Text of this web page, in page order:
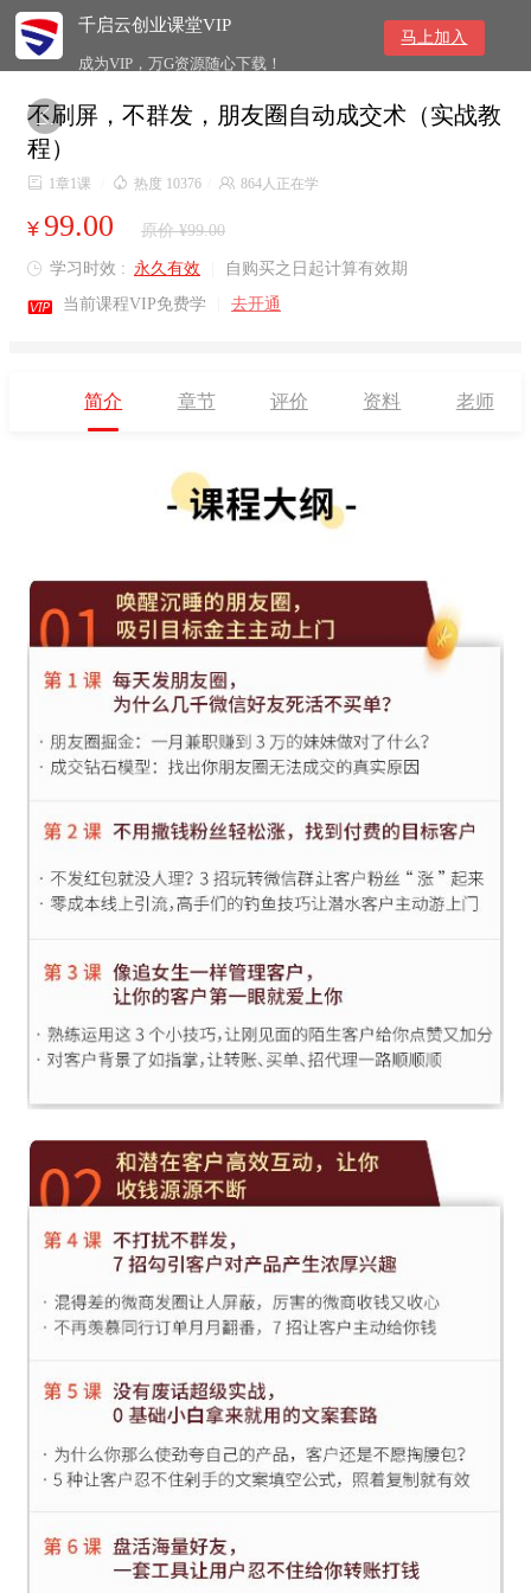
千启云创业课堂VIP
成为VIP，万G资源随心下载！
马上加入

不刷屏，不群发，朋友圈自动成交术（实战教
程）
 1章1课  热度 10376  864人正在学
¥ 99.00 原价 ¥99.00
 学习时效 : 永久有效 自购买之日起计算有效期
 当前课程VIP免费学 去开通
简介 章节 评价 资料 老师